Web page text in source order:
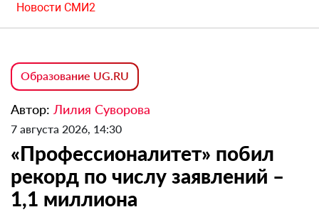
Новости СМИ2
Образование UG.RU
Автор: Лилия Суворова
7 августа 2026, 14:30
«Профессионалитет» побил
рекорд по числу заявлений –
1,1 миллиона